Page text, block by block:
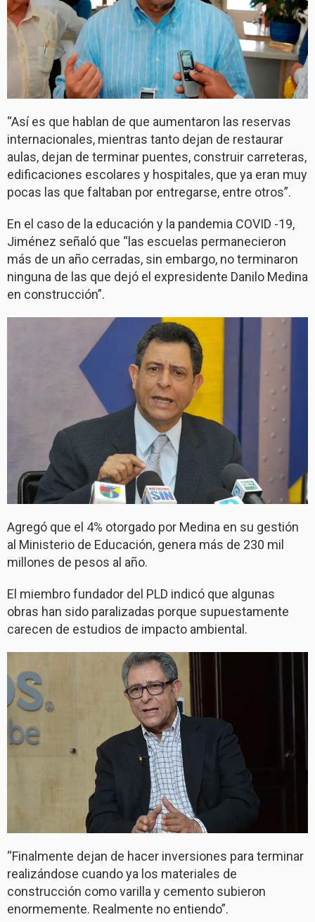
“Así es que hablan de que aumentaron las reservas
internacionales, mientras tanto dejan de restaurar
aulas, dejan de terminar puentes, construir carreteras,
edificaciones escolares y hospitales, que ya eran muy
pocas las que faltaban por entregarse, entre otros”.
En el caso de la educación y la pandemia COVID -19,
Jiménez señaló que “las escuelas permanecieron
más de un año cerradas, sin embargo, no terminaron
ninguna de las que dejó el expresidente Danilo Medina
en construcción”.
Agregó que el 4% otorgado por Medina en su gestión
al Ministerio de Educación, genera más de 230 mil
millones de pesos al año.
El miembro fundador del PLD indicó que algunas
obras han sido paralizadas porque supuestamente
carecen de estudios de impacto ambiental.
“Finalmente dejan de hacer inversiones para terminar
realizándose cuando ya los materiales de
construcción como varilla y cemento subieron
enormemente. Realmente no entiendo”.